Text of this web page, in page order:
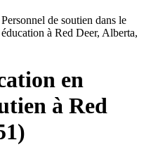
de soutien dans le
à Red Deer, Alberta,
en
à Red
)